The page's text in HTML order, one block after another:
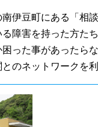
南伊豆町にある「相
障害を持った方た
った事があったら
のネットワークを